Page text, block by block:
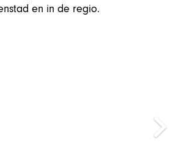
en in de regio.